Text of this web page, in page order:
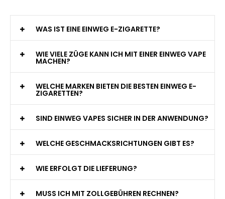
WAS IST EINE EINWEG E-ZIGARETTE?
WIE VIELE ZÜGE KANN ICH MIT EINER EINWEG VAPE
MACHEN?
WELCHE MARKEN BIETEN DIE BESTEN EINWEG E-
ZIGARETTEN?
SIND EINWEG VAPES SICHER IN DER ANWENDUNG?
WELCHE GESCHMACKSRICHTUNGEN GIBT ES?
WIE ERFOLGT DIE LIEFERUNG?
MUSS ICH MIT ZOLLGEBÜHREN RECHNEN?